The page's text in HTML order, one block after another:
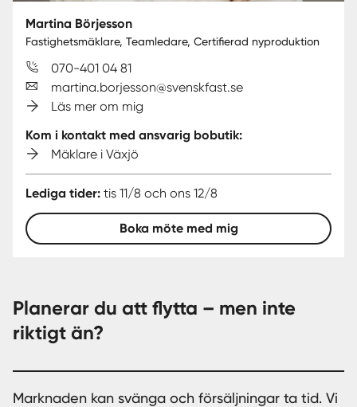
Martina Börjesson
Fastighetsmäklare, Teamledare, Certifierad nyproduktion
070-401 04 81
martina.borjesson@svenskfast.se
Läs mer om mig
Kom i kontakt med ansvarig bobutik:
Mäklare i Växjö
Lediga tider: tis 11/8 och ons 12/8
Boka möte med mig
Planerar du att flytta – men inte
riktigt än?
Marknaden kan svänga och försäljningar ta tid. Vi